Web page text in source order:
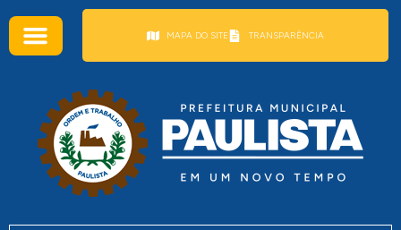
MAPA DO SITE TRANSPARÊNCIA